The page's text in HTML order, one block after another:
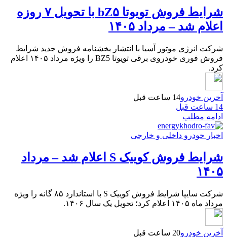
شرایط فروش تویوتا bZ۵ با تحویل ۷ روزه
اعلام شد – مرداد ۱۴۰۵
شرکت انرژی موتور آسیا با انتشار بخشنامه فروش جدید شرایط
فروش فوری خودروی برقی تویوتا BZ5 را ویژه مرداد ۱۴۰۵ اعلام
کرد.
آخرین خودرو14 ساعت قبل
14 ساعت قبل
ادامه مطلب
اخبار خودرو داخلی و خارجی
شرایط فروش کوییک S اعلام شد – مرداد
۱۴۰۵
شرکت سایپا شرایط فروش کوییک S با استاندارد ۸۵ گانه را ویژه
مرداد ماه ۱۴۰۵ اعلام کرد؛ تحویل یک سال ۱۴۰۶.
آخرین خودرو20 ساعت قبل